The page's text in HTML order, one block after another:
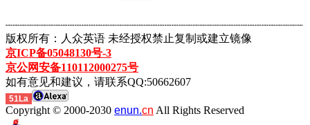
┈┈┈┈┈┈┈┈┈┈┈┈┈┈┈┈┈┈┈┈┈┈┈┈┈┈┈┈┈┈┈┈┈┈┈┈┈┈┈┈┈┈┈
版权所有：人众英语 未经授权禁止复制或建立镜像
京ICP备05048130号-3
京公网安备110112000275号
如有意见和建议，请联系QQ:50662607
51La
Copyright © 2000-2030 enun.cn All Rights Reserved